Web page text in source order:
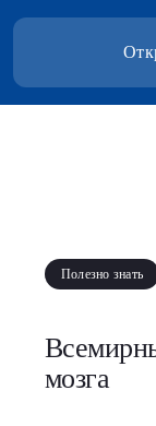
Полезно знать
мозга